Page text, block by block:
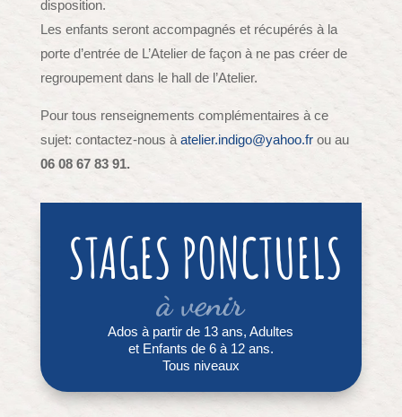
disposition.
Les enfants seront accompagnés et récupérés à la
porte d’entrée de L’Atelier de façon à ne pas créer de
regroupement dans le hall de l’Atelier.
Pour tous renseignements complémentaires à ce
sujet: contactez-nous à atelier.indigo@yahoo.frou au
06 08 67 83 91.
STAGES PONCTUELS
à venir
Ados à partir de 13 ans, Adultes
et Enfants de 6 à 12 ans.
Tous niveaux